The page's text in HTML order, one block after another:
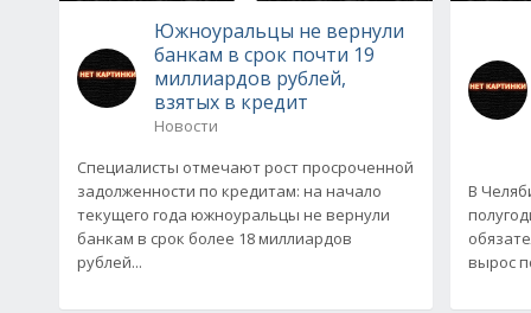
Южноуральцы не вернули
банкам в срок почти 19
миллиардов рублей,
взятых в кредит
Новости
Специалисты отмечают рост просроченной
задолженности по кредитам: на начало
текущего года южноуральцы не вернули
банкам в срок более 18 миллиардов
рублей...
В
вырос